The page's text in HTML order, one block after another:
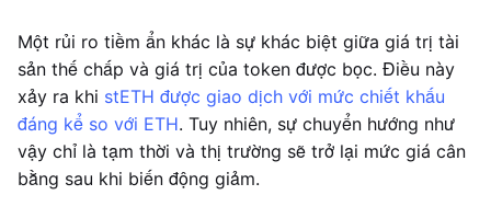
Một rủi ro tiềm ẩn khác là sự khác biệt giữa giá trị tài
sản thế chấp và giá trị của token được bọc. Điều này
xảy ra khi stETH được giao dịch với mức chiết khấu
đáng kể so với ETH. Tuy nhiên, sự chuyển hướng như
vậy chỉ là tạm thời và thị trường sẽ trở lại mức giá cân
bằng sau khi biến động giảm.